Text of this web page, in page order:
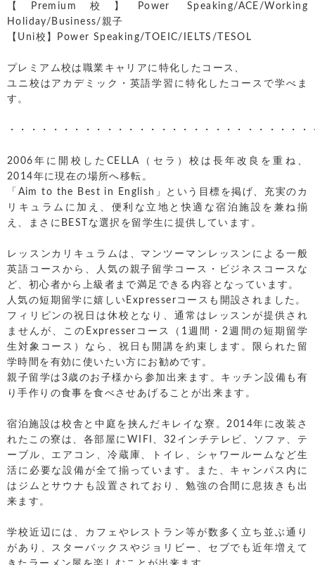
【Premium校】Power Speaking/ACE/Working
Holiday/Business/親子
【Uni校】Power Speaking/TOEIC/IELTS/TESOL
プレミアム校は職業キャリアに特化したコース、
ユニ校はアカデミック・英語学習に特化したコースで学べま
す。
・・・・・・・・・・・・・・・・・・・・・・・・・・・・
2006年に開校したCELLA（セラ）校は長年改良を重ね、
2014年に現在の場所へ移転。
「Aim to the Best in English」という目標を掲げ、充実のカ
リキュラムに加え、便利な立地と快適な宿泊施設を兼ね揃
え、まさにBESTな選択を留学生に提供しています。
レッスンカリキュラムは、マンツーマンレッスンによる一般
英語コースから、人気の親子留学コース・ビジネスコースな
ど、初心者から上級者まで満足できる内容となっています。
人気の短期留学に嬉しいExpresserコースも開設されました。
フィリピンの祝日は休校となり、通常はレッスンが提供され
ませんが、このExpresserコース（1週間・2週間の短期留学
生対象コース）なら、祝日も開講を約束します。限られた留
学時間を有効に使いたい方にお勧めです。
親子留学は3歳のお子様から参加出来ます。キッチン設備も有
り手作りの食事を食べさせあげることが出来ます。
宿泊施設は校舎と中庭を挟んだキレイな寮。2014年に改装さ
れたこの寮は、各部屋にWIFI、32インチテレビ、ソファ、テ
ーブル、エアコン、冷蔵庫、トイレ、シャワールームなど生
活に必要な設備が全て揃っています。また、キャンパス内に
はジムとサウナも設置されており、勉強の合間に息抜きも出
来ます。
学校近辺には、カフェやレストラン等が数多く立ち並ぶ通り
があり、スターバックスやジョリビー、セブでも近年増えて